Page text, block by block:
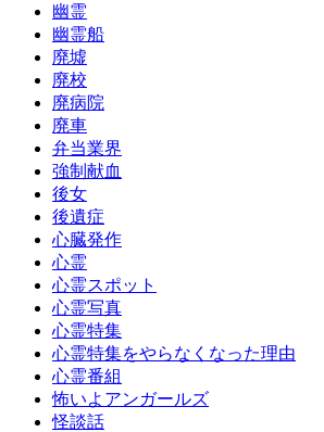
幽霊
幽霊船
廃墟
廃校
廃病院
廃車
弁当業界
強制献血
後女
後遺症
心臓発作
心霊
心霊スポット
心霊写真
心霊特集
心霊特集をやらなくなった理由
心霊番組
怖いよアンガールズ
怪談話